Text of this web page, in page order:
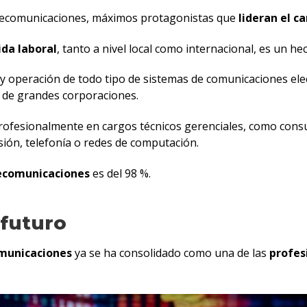
máximos protagonistas que lideran el
laboral, tanto a nivel local como internacional, es un
de todo tipo de sistemas de comunicaciones
grandes corporaciones.
en cargos técnicos gerenciales, como
telefonía o redes de computación.
es del 98 %.
futuro
ya se ha consolidado como una de las